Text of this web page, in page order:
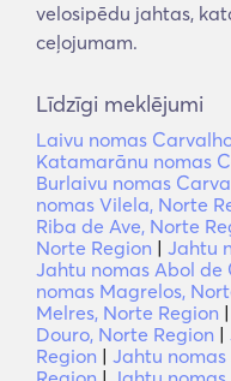
velosipēdu jahtas,
ceļojumam.
Līdzīgi meklējumi
Laivu nomas
Katamarānu nomas
Burlaivu nomas
nomas Vilela, Norte
Riba de Ave, Norte
Norte Region | Jahtu
Jahtu nomas Abol de
nomas Magrelos,
Melres, Norte Region |
Douro, Norte Region |
Region | Jahtu